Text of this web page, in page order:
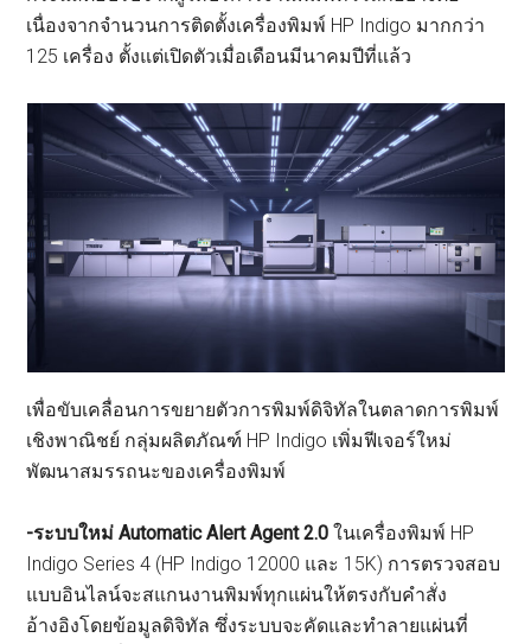
เนื่องจากจำนวนการติดตั้งเครื่องพิมพ์ HP Indigo มากกว่า
125 เครื่อง ตั้งแต่เปิดตัวเมื่อเดือนมีนาคมปีที่แล้ว
เพื่อขับเคลื่อนการขยายตัวการพิมพ์ดิจิทัลในตลาดการพิมพ์
เชิงพาณิชย์ กลุ่มผลิตภัณฑ์ HP Indigo เพิ่มฟีเจอร์ใหม่
พัฒนาสมรรถนะของเครื่องพิมพ์
-ระบบใหม่ Automatic Alert Agent 2.0 ในเครื่องพิมพ์ HP
Indigo Series 4 (HP Indigo 12000 และ 15K) การตรวจสอบ
แบบอินไลน์จะสแกนงานพิมพ์ทุกแผ่นให้ตรงกับคำสั่ง
อ้างอิงโดยข้อมูลดิจิทัล ซึ่งระบบจะคัดและทำลายแผ่นที่